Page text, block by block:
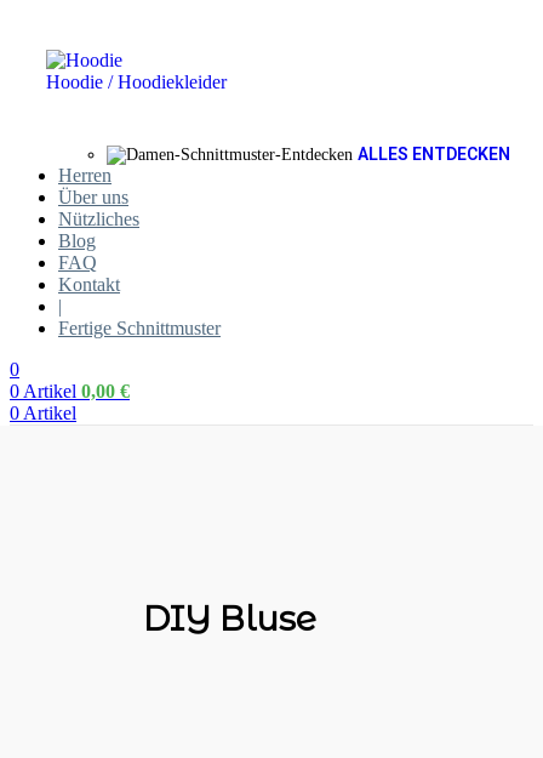
Hoodie / Hoodiekleider
ALLES ENTDECKEN
Herren
Über uns
Nützliches
Blog
FAQ
Kontakt
|
Fertige Schnittmuster
0
0 Artikel 0,00 €
0 Artikel
DIY Bluse